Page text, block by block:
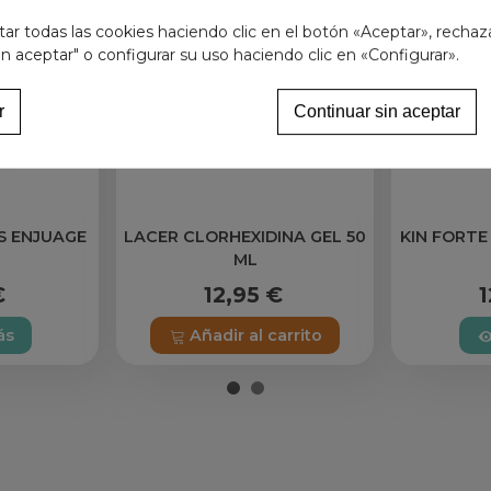
ENJUAGE
LACER CLORHEXIDINA GEL 50
ML
12,95 €
Añadir al carrito
KIN
todas las cookies haciendo clic en el botón «Aceptar»,
aceptar" o configurar su uso haciendo clic en «Configurar».
Continuar sin aceptar